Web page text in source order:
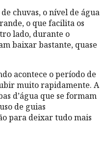
chuvas, o nível de água
o que facilita os
lado, durante o
baixar bastante, quase
acontece o período de
muito rapidamente. A
d’água que se formam
de guias
para deixar tudo mais